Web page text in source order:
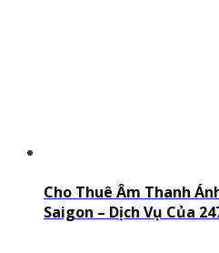
Cho Thuê Âm Thanh
Saigon – Dịch Vụ Của